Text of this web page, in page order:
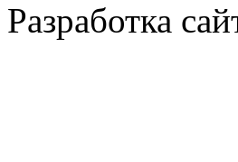
Разработка